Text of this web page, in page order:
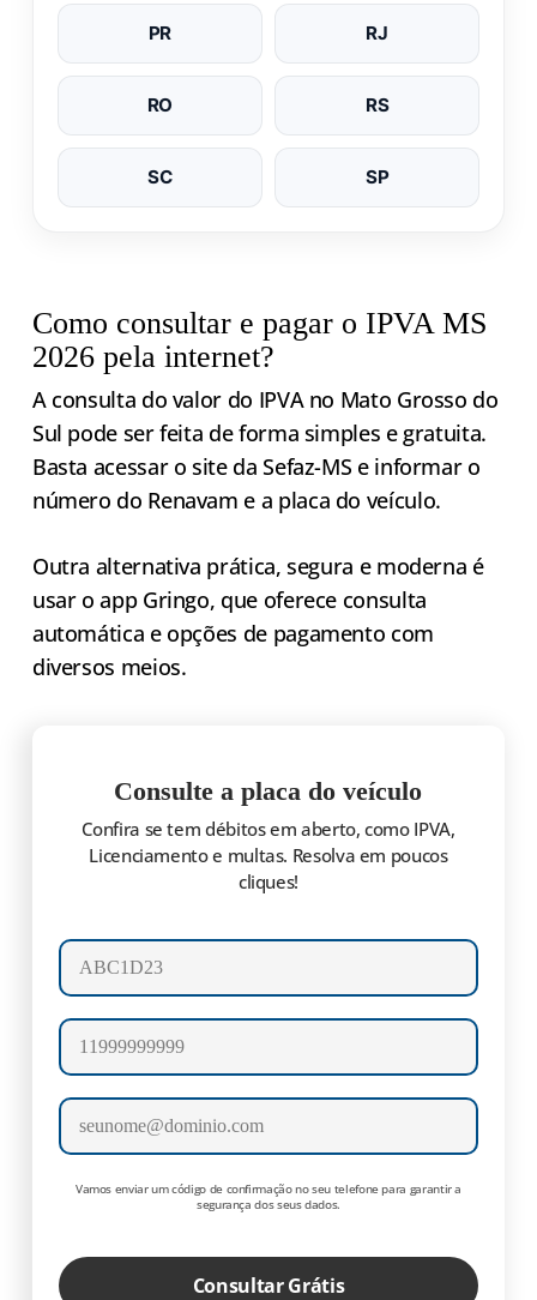
PR RJ
RO RS
SC SP
Como consultar e pagar o IPVA MS
2026 pela internet?
A consulta do valor do IPVA no Mato Grosso do
Sul pode ser feita de forma simples e gratuita.
Basta acessar o site da Sefaz-MS e informar o
número do Renavam e a placa do veículo.
Outra alternativa prática, segura e moderna é
usar o app Gringo, que oferece consulta
automática e opções de pagamento com
diversos meios.
Consulte a placa do veículo
Confira se tem débitos em aberto, como IPVA,
Licenciamento e multas. Resolva em poucos
cliques!
Vamos enviar um código de confirmação no seu telefone para garantir a
segurança dos seus dados.
Consultar Grátis